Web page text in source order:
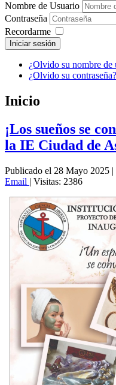
Nombre de Usuario
Contraseña
Recordarme
Iniciar sesión
¿Olvido su nombre de
¿Olvido su contraseña?
Inicio
¡Los sueños se
la IE Ciudad de
Publicado el 28 Mayo 2025 |
Email | Visitas: 2386